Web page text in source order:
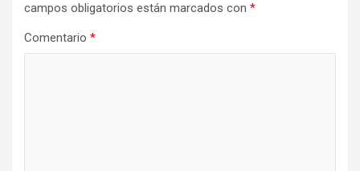
campos obligatorios están marcados con *
Comentario *